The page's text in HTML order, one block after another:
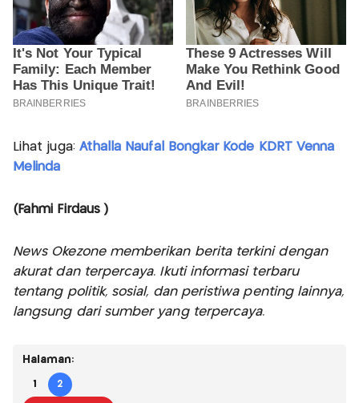
Lihat juga: Athalla Naufal Bongkar Kode KDRT Venna
Melinda
(Fahmi Firdaus )
News Okezone memberikan berita terkini dengan
akurat dan terpercaya. Ikuti informasi terbaru
tentang politik, sosial, dan peristiwa penting lainnya,
langsung dari sumber yang terpercaya.
Halaman:
1 2